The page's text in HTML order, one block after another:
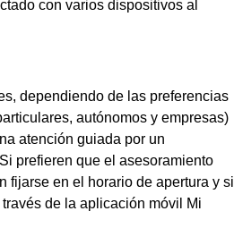
con varios dispositivos al
dependiendo de las preferencias
autónomos y empresas)
atención guiada por un
prefieren que el asesoramiento
fijarse en el horario de apertura y si
de la aplicación móvil Mi